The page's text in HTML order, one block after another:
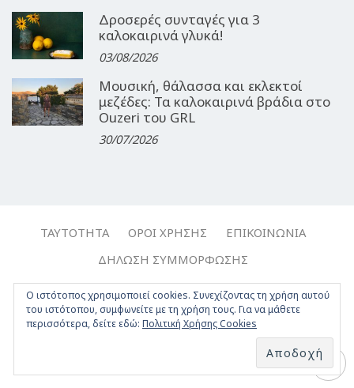
Δροσερές συνταγές για 3
καλοκαιρινά γλυκά!
03/08/2026
Μουσική, θάλασσα και εκλεκτοί
μεζέδες: Τα καλοκαιρινά βράδια στο
Ouzeri του GRL
30/07/2026
ΤΑΥΤΌΤΗΤΑ ΌΡΟΙ ΧΡΉΣΗΣ
ΕΠΙΚΟΙΝΩΝΊΑ
ΔΉΛΩΣΗ ΣΥΜΜΌΡΦΩΣΗΣ
Copyright © 2017-2026, Travelgirl.gr | All rights reserved.
Crafted byApptime.
Youtube
Ο ιστότοπος χρησιμοποιεί cookies. Συνεχίζοντας τη χρήση αυτού
του ιστότοπου, συμφωνείτε με τη χρήση τους. Για να μάθετε
περισσότερα, δείτε εδώ: Πολιτική Χρήσης Cookies